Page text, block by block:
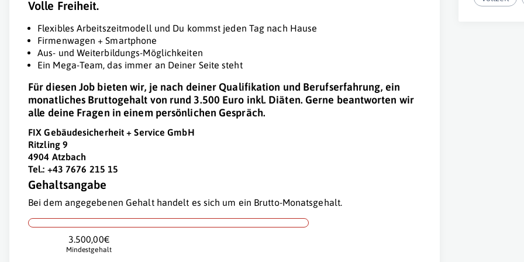
Volle Freiheit.
Flexibles Arbeitszeitmodell und Du kommst jeden Tag nach Hause
Firmenwagen + Smartphone
Aus- und Weiterbildungs-Möglichkeiten
Ein Mega-Team, das immer an Deiner Seite steht
Für diesen Job bieten wir, je nach deiner Qualifikation und Berufserfahrung, ein
monatliches Bruttogehalt von rund 3.500 Euro inkl. Diäten. Gerne beantworten wir
alle deine Fragen in einem persönlichen Gespräch.
FIX Gebäudesicherheit + Service GmbH
Ritzling 9
4904 Atzbach
Tel.: +43 7676 215 15
Gehaltsangabe
Bei dem angegebenen Gehalt handelt es sich um ein Brutto-Monatsgehalt.
3.500,00€
Mindestgehalt